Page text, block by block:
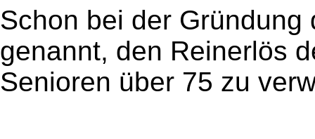
Schon bei der
genannt, den Reinerlös
Senioren über 75 zu